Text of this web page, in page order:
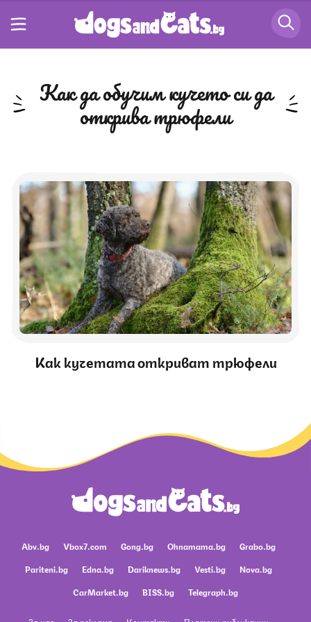
как да обучим кучето си да
открива трюфели
Как кучетата откриват трюфели
Abv.bg Vbox7.com Gong.bg Ohnamama.bg
Grabo.bg
Pariteni.bg
Edna.bg Dariknews.bg Vesti.bg
Nova.bg
CarMarket.bg
BISS.bg Telegraph.bg